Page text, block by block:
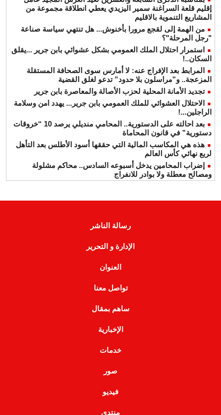
إقليم قلعة السراغنة سمير اليزيدي يعطي انطلاقة مجموعة من
المشاريع التنموية بالاقليم
من الهمة إلى لقجع مرورا بأخنوش... هل تنتهي سياسة صناعة
"رجل المرحلة"؟
استمرار احتلال الملك العمومي بشكل عشوائي بابن جرير ...يقلق
السكان..!
المرابط بعد الإفراج عنه: لا أمارس سوى الصحافة المستقلة
المزعجة.. و”مراسلون بلا حدود” تدعو لغلق القضية
تجديد الأمانة المحلية لحزب الأصالة والمعاصرة بابن جرير
الاحتلال العشوائي للملك العمومي بابن جرير... يهدد امن وسلامة
الراجلين...!
بعد احالته على الدستورية.. المحامي منديلي يرصد 10 “خروقات
دستورية” في قانون المحاماة
هذه هي المكاسب المالية التي حققها أسود الأطلس بعد التأهل
لربع نهائي كأس العالم
إضراب المحامين يدخل أسبوعه السادس.. محاكم مشلولة
ومصالح معطلة ولا بوادر للانفراج
رسالة الناشر
الإدارة و التحرير
العنوان
تواصل معنا
ساهم بمقال
الإخبارية
خدمات
صور
فيديو
منتدى